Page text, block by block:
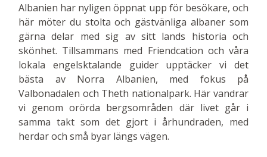
Albanien har nyligen öppnat upp för besökare, och
här möter du stolta och gästvänliga albaner som
gärna delar med sig av sitt lands historia och
skönhet. Tillsammans med Friendcation och våra
lokala engelsktalande guider upptäcker vi det
bästa av Norra Albanien, med fokus på
Valbonadalen och Theth nationalpark. Här vandrar
vi genom orörda bergsområden där livet går i
samma takt som det gjort i århundraden, med
herdar och små byar längs vägen.